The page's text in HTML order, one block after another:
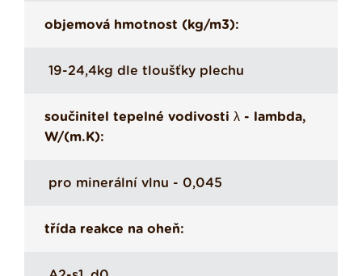
objemová hmotnost (kg/m3):
19-24,4kg dle tloušťky plechu
součinitel tepelné vodivosti λ - lambda,
W/(m.K):
pro minerální vlnu - 0,045
třída reakce na oheň: